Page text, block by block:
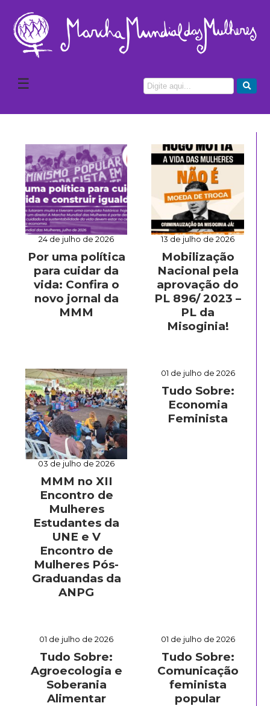
☰
24 de julho de 2026
Por uma política
para cuidar da
vida: Confira o
novo jornal da
MMM
13 de julho de 2026
Mobilização
Nacional pela
aprovação do
PL 896/ 2023 –
PL da
Misoginia!
03 de julho de 2026
MMM no XII
Encontro de
Mulheres
Estudantes da
UNE e V
Encontro de
Mulheres Pós-
Graduandas da
ANPG
01 de julho de 2026
Tudo Sobre:
Economia
Feminista
01 de julho de 2026
Tudo Sobre:
Agroecologia e
Soberania
Alimentar
01 de julho de 2026
Tudo Sobre:
Comunicação
feminista
popular